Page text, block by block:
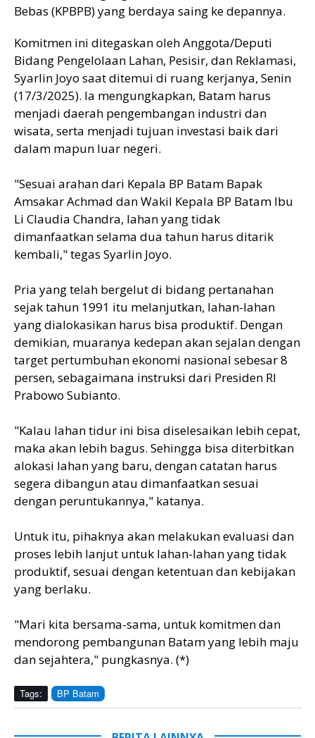
Bebas (KPBPB) yang berdaya saing ke depannya.
Komitmen ini ditegaskan oleh Anggota/Deputi
Bidang Pengelolaan Lahan, Pesisir, dan Reklamasi,
Syarlin Joyo saat ditemui di ruang kerjanya, Senin
(17/3/2025). Ia mengungkapkan, Batam harus
menjadi daerah pengembangan industri dan
wisata, serta menjadi tujuan investasi baik dari
dalam mapun luar negeri.
"Sesuai arahan dari Kepala BP Batam Bapak
Amsakar Achmad dan Wakil Kepala BP Batam Ibu
Li Claudia Chandra, lahan yang tidak
dimanfaatkan selama dua tahun harus ditarik
kembali," tegas Syarlin Joyo.
Pria yang telah bergelut di bidang pertanahan
sejak tahun 1991 itu melanjutkan, lahan-lahan
yang dialokasikan harus bisa produktif. Dengan
demikian, muaranya kedepan akan sejalan dengan
target pertumbuhan ekonomi nasional sebesar 8
persen, sebagaimana instruksi dari Presiden RI
Prabowo Subianto.
"Kalau lahan tidur ini bisa diselesaikan lebih cepat,
maka akan lebih bagus. Sehingga bisa diterbitkan
alokasi lahan yang baru, dengan catatan harus
segera dibangun atau dimanfaatkan sesuai
dengan peruntukannya," katanya.
Untuk itu, pihaknya akan melakukan evaluasi dan
proses lebih lanjut untuk lahan-lahan yang tidak
produktif, sesuai dengan ketentuan dan kebijakan
yang berlaku.
"Mari kita bersama-sama, untuk komitmen dan
mendorong pembangunan Batam yang lebih maju
dan sejahtera," pungkasnya. (*)
Tags: BP Batam